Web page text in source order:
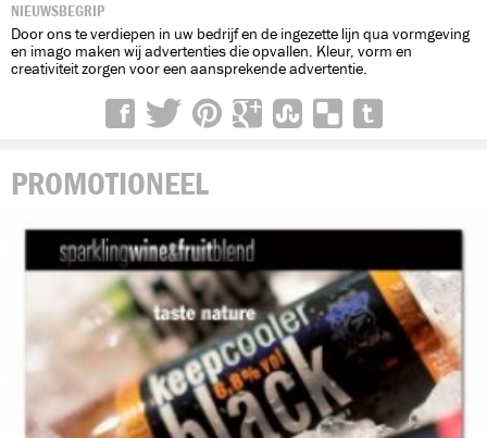
NIEUWSBEGRIP
Door ons te verdiepen in uw bedrijf en de ingezette lijn qua vormgeving
en imago maken wij advertenties die opvallen. Kleur, vorm en
creativiteit zorgen voor een aansprekende advertentie.
PROMOTIONEEL